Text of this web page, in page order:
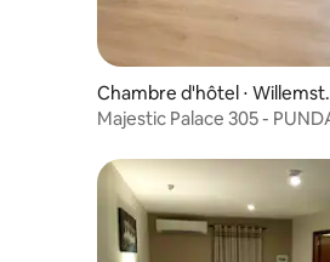
Chambre d'hôtel ⋅
d
Majestic Palace 305 -